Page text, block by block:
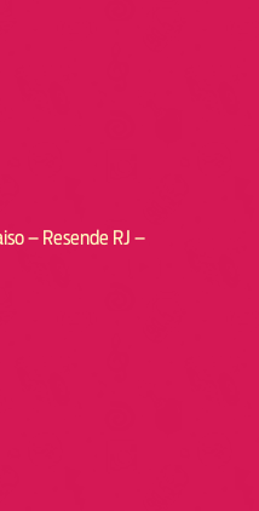
– Resende RJ –